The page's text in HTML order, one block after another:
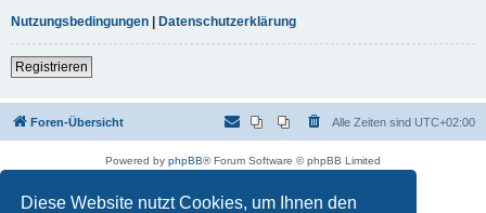
Diese Website nutzt Cookies, um Ihnen den
Nutzungsbedingungen | Datenschutzerklärung
Registrieren
Foren-Übersicht Alle Zeiten sind UTC+02:00
Powered by phpBB® Forum Software © phpBB Limited
Datenschutz|Nutzungsbedingungen